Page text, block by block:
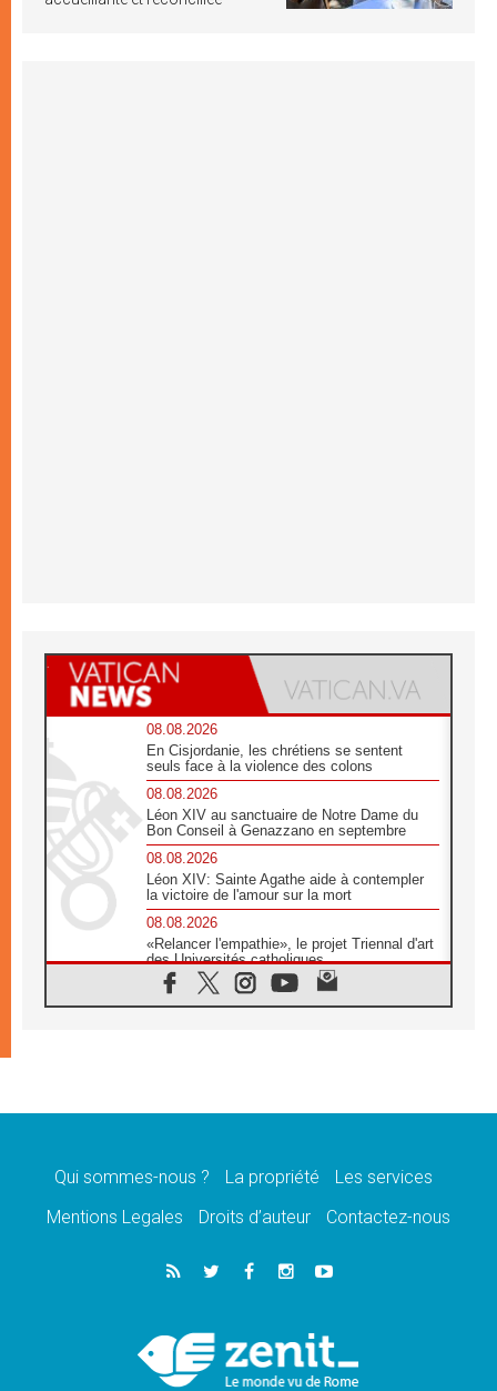
08.08.2026
En Cisjordanie, les chrétiens se sentent
seuls face à la violence des colons
08.08.2026
Léon XIV au sanctuaire de Notre Dame du
Bon Conseil à Genazzano en septembre
08.08.2026
Léon XIV: Sainte Agathe aide à contempler
la victoire de l'amour sur la mort
08.08.2026
«Relancer l'empathie», le projet Triennal d'art
des Universités catholiques
08.08.2026
Signis 2026, donner la parole aux religieuses
07.08.2026
07.08.2026
de l'Assomption et mémoire nationale
«La paix commence par l'empathie» estime
le cardinal Parolin
En Colombie, «la paix ne s'achète pas avec
une signature»
Qui sommes-nous ? La propriété
Les services
Mentions Legales
Droits d’auteur Contactez-nous